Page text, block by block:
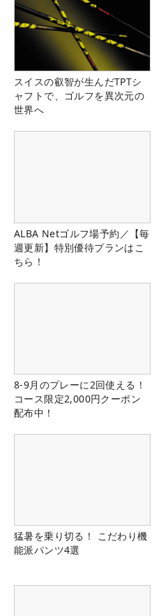
スイスの叡智が生んだTPTシ
ャフトで、ゴルフを異次元の
世界へ
ALBA Netゴルフ場予約／【毎
週更新】特別優待プランはこ
ちら！
8-9月のプレーに2回使える！
コース限定2,000円クーポン
配布中！
猛暑を乗り切る！ こだわり機
能派パンツ4選